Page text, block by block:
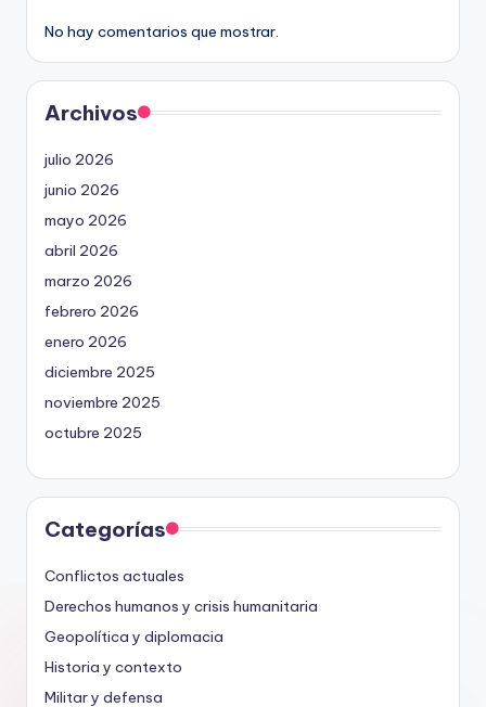
No hay comentarios que mostrar.
Archivos
julio 2026
junio 2026
mayo 2026
abril 2026
marzo 2026
febrero 2026
enero 2026
diciembre 2025
noviembre 2025
octubre 2025
Categorías
Conflictos actuales
Derechos humanos y crisis humanitaria
Geopolítica y diplomacia
Historia y contexto
Militar y defensa